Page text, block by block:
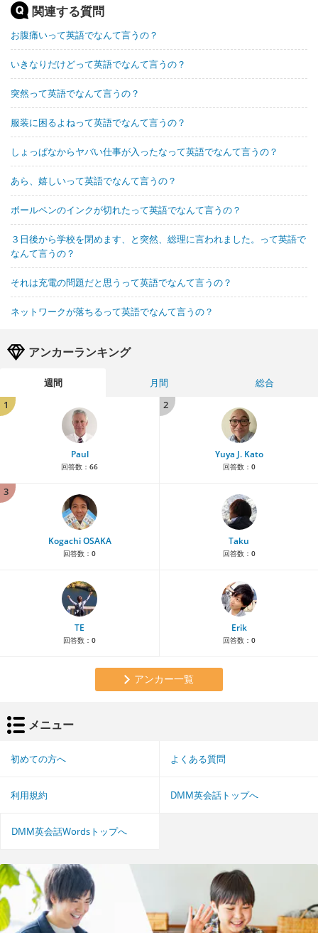
関連する質問
お腹痛いって英語でなんて言うの？
いきなりだけどって英語でなんて言うの？
突然って英語でなんて言うの？
服装に困るよねって英語でなんて言うの？
しょっぱなからヤバい仕事が入ったなって英語でなんて言うの？
あら、嬉しいって英語でなんて言うの？
ボールペンのインクが切れたって英語でなんて言うの？
３日後から学校を閉めます、と突然、総理に言われました。って英語で
なんて言うの？
それは充電の問題だと思うって英語でなんて言うの？
ネットワークが落ちるって英語でなんて言うの？
アンカーランキング
週間 月間
総合
1
Paul
回答数： 66
2
Yuya J. Kato
回答数： 0
3
Kogachi OSAKA
回答数： 0
Taku
回答数： 0
TE
回答数： 0
Erik
回答数： 0
アンカー一覧
メニュー
初めての方へ よくある質問
利用規約 DMM英会話トップへ
DMM英会話Wordsトップへ